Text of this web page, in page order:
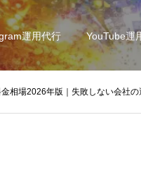
運用代行 YouTube運
相場2026年版｜失敗しない会社